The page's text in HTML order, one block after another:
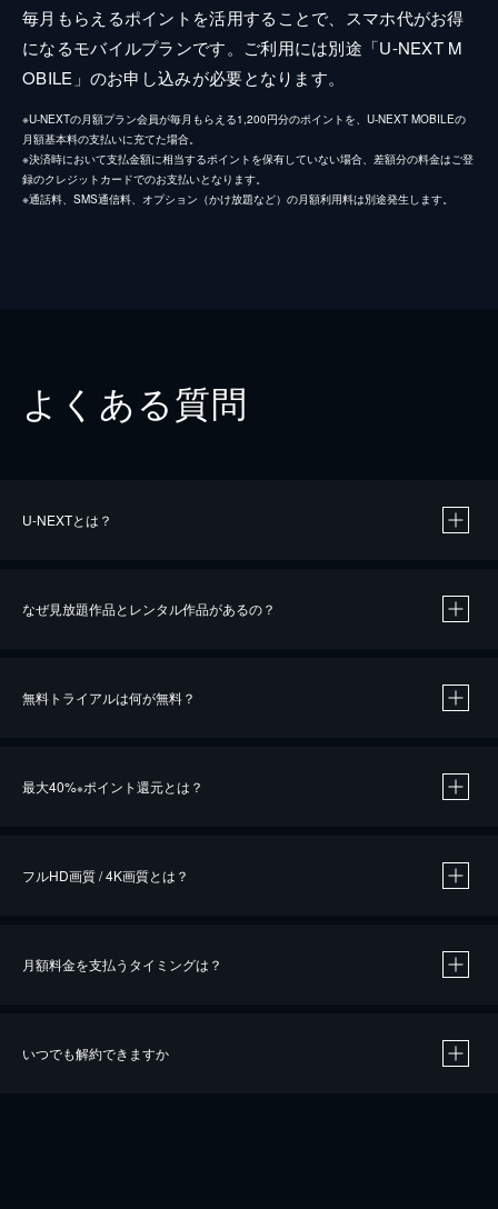
毎月もらえるポイントを活用することで、スマホ代がお得
になるモバイルプランです。ご利用には別途「U-NEXT M
OBILE」のお申し込みが必要となります。
※U-NEXTの月額プラン会員が毎月もらえる1,200円分のポイントを、U-NEXT MOBILEの
月額基本料の支払いに充てた場合。
※決済時において支払金額に相当するポイントを保有していない場合、差額分の料金はご登
録のクレジットカードでのお支払いとなります。
※通話料、SMS通信料、オプション（かけ放題など）の月額利用料は別途発生します。
よくある質問
U-NEXTとは？
なぜ見放題作品とレンタル作品があるの？
無料トライアルは何が無料？
最大40%※ポイント還元とは？
※40％ポイント還元の対象は、クレジットカード決済による作品の購入 / レンタルです。
iOSアプリのUコイン決済による作品の購入 / レンタルは、20％のポイント還元です。
フルHD画質 / 4K画質とは？
月額料金を支払うタイミングは？
いつでも解約できますか